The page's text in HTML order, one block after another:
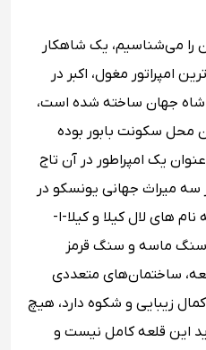
را می‌شناسیم، یک شاهکار
مغول، اکبر در
آن شاه جهان ساخته شده است،
محل سکونت بابور بوده
یک امپراطور در آن تاج
سه میراث جهانی یونسکو در
های لال کیلا و کیلا-ا-
سنگ ماسه و سنگ قرمز
ساختمان‌های متعددی
زیبایی و شکوه دارد، هیچ
این قلعه کامل نیست و